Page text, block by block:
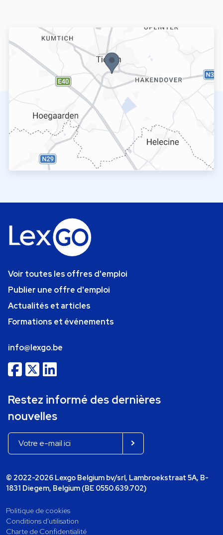
Voir toutes les offres d'emploi
Publier une offre d'emploi
Actualités et articles
Formations et événements
info@lexgo.be
Restez informé des dernières
nouvelles
© 2022-2026 Lexgo Belgium bv/srl, Lambroekstraat 5A, B-
1831 Diegem, Belgium (BE 0550.639.702)
Politique de cookies
Conditions d'utilisation
Charte de Confidentialité